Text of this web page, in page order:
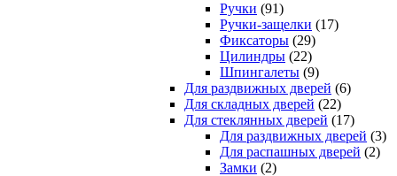
Ручки (91)
Ручки-защелки (17)
Фиксаторы (29)
Цилиндры (22)
Шпингалеты (9)
Для раздвижных дверей (6)
Для складных дверей (22)
Для стеклянных дверей (17)
Для раздвижных дверей (3)
Для распашных дверей (2)
Замки (2)